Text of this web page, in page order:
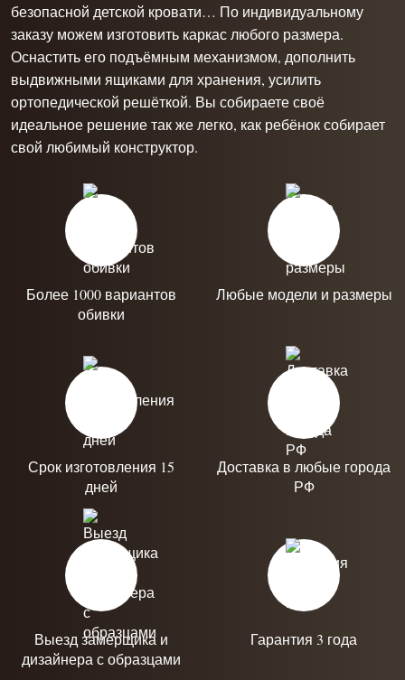
безопасной детской кровати… По индивидуальному
заказу можем изготовить каркас любого размера.
Оснастить его подъёмным механизмом, дополнить
выдвижными ящиками для хранения, усилить
ортопедической решёткой. Вы собираете своё
идеальное решение так же легко, как ребёнок собирает
свой любимый конструктор.
Более 1000 вариантов
обивки
Любые модели и размеры
Срок изготовления 15
дней
Доставка в любые города
РФ
Выезд замерщика и
дизайнера с образцами
Гарантия 3 года